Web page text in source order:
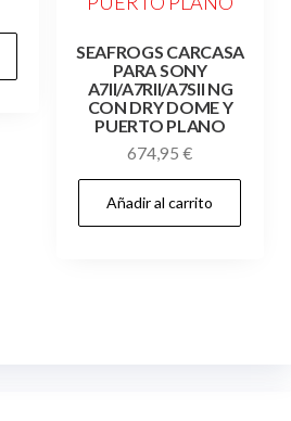
SEAFROGS CARCASA
PARA SONY
A7II/A7RII/A7SII NG
CON DRY DOME Y
PUERTO PLANO
674,95€
Añadir al carrito